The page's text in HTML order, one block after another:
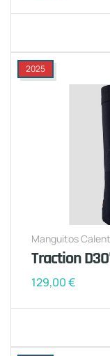
2025
Manguitos
Calentadores
Traction
129,00€